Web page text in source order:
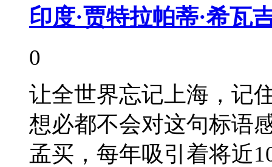
印度·贾特拉帕蒂·希瓦
0
让全世界忘记上海，记
想必都不会对这句标语
孟买，每年吸引着将